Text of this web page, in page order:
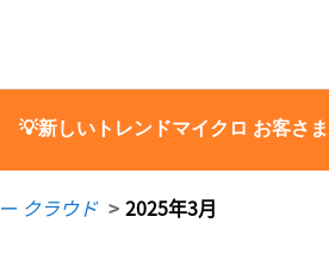
💡新しいトレンドマイクロ お客さ
クラウド 2025年3月